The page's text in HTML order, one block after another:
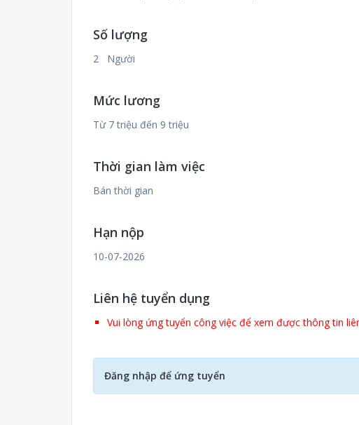
Số lượng
2 Người
Mức lương
Từ 7 triệu đến 9 triệu
Thời gian làm việc
Bán thời gian
Hạn nộp
10-07-2026
Liên hệ tuyển dụng
Vui lòng ứng tuyển công việc để xem được thông tin
Đăng nhập để ứng tuyển